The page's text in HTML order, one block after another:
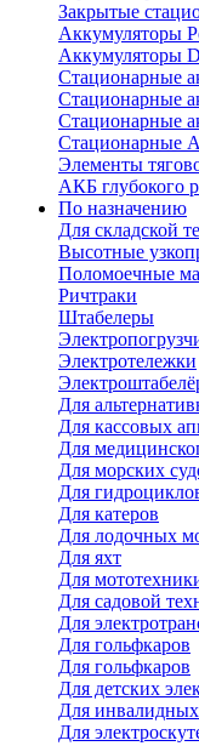
Закрытые
Аккумуляторы
Аккумуляторы
Стационарные
Стационарные
Стационарные
Стационарные
Элементы
АКБ глубокого
По назначению
Для складской
Высотные
Поломоечные
Ричтраки
Штабелеры
Электротележки
Для
Для кассовых
Для
Для морских
Для
Для катеров
Для лодочных
Для яхт
Для
Для садовой
Для
Для гольфкаров
Для гольфкаров
Для детских
Для инвалидных
Для